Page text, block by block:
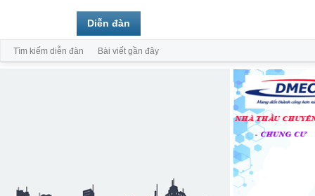
Diễn đàn
Tìm kiếm diễn đàn Bài viết gần đây